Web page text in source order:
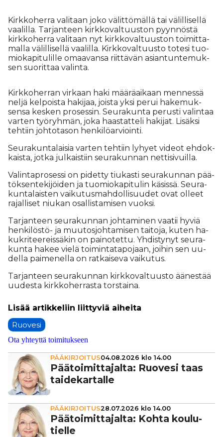
Kirk­ko­her­ra va­li­taan joko vä­lit­tö­mäl­lä tai vä­lil­li­sel­lä
vaa­lil­la. Tar­jan­teen kirk­ko­val­tuus­ton pyyn­nös­tä
kirk­ko­her­ra va­li­taan nyt kirk­ko­val­tuus­ton toi­mit­ta­
mal­la vä­lil­li­sel­lä vaa­lil­la. Kirk­ko­val­tuus­to to­te­si tuo­
mi­o­ka­pi­tu­lil­le omaa­van­sa riit­tä­vän asi­an­tun­te­muk­
sen suo­rit­taa va­lin­ta.
Kirk­ko­her­ran vir­kaan haki mää­rä­ai­kaan men­nes­sä
nel­jä kel­pois­ta ha­ki­jaa, jois­ta yk­si pe­rui ha­ke­muk­
sen­sa kes­ken pro­ses­sin. Seu­ra­kun­ta pe­rus­ti va­lin­taa
var­ten työ­ryh­män, joka haas­tat­te­li ha­ki­jat. Li­säk­si
teh­tiin joh­to­ta­son hen­ki­lö­ar­vi­oin­ti.
Seu­ra­kun­ta­lai­sia var­ten teh­tiin ly­hy­et vi­de­ot eh­dok­
kais­ta, jot­ka jul­kais­tiin seu­ra­kun­nan net­ti­si­vuil­la.
Va­lin­tap­ro­ses­si on pi­det­ty tiu­kas­ti seu­ra­kun­nan pää­
tök­sen­te­ki­jöi­den ja tuo­mi­o­ka­pi­tu­lin kä­sis­sä. Seu­ra­
kun­ta­lais­ten vai­ku­tus­mah­dol­li­suu­det ovat ol­leet
ra­jal­li­set niu­kan osal­lis­ta­mi­sen vuok­si.
Tar­jan­teen seu­ra­kun­nan joh­ta­mi­nen vaa­tii hy­viä
hen­ki­lös­tö- ja muu­tos­joh­ta­mi­sen tai­to­ja, ku­ten ha­
kuk­ri­tee­reis­sä­kin on pai­no­tet­tu. Yh­dis­ty­nyt seu­ra­
kun­ta ha­kee vie­lä toi­min­ta­ta­po­jaan, joi­hin sen uu­
del­la pai­me­nel­la on rat­kai­se­va vai­ku­tus.
Tar­jan­teen seu­ra­kun­nan kirk­ko­val­tuus­to ää­nes­tää
uu­des­ta kirk­ko­her­ras­ta tors­tai­na.
Ruovesi
Ota yhteyttä toimitukseen
PÄÄKIRJOITUS04.08.2026 klo 14.00
Pää­toi­mit­ta­jalta: Ruovesi taas
tai­de­kar­talle
PÄÄKIRJOITUS28.07.2026 klo 14.00
Pää­toi­mit­ta­jalta: Kohta kou­lu­
tielle